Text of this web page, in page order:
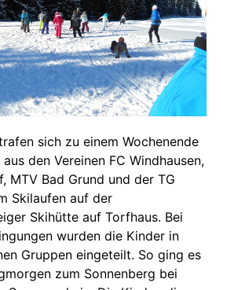
sich zu einem Wochenende
den Vereinen FC Windhausen,
MTV Bad Grund und der TG
Skilaufen auf der
Skihütte auf Torfhaus. Bei
wurden die Kinder in
Gruppen eingeteilt. So ging es
zum Sonnenberg bei